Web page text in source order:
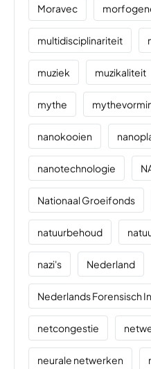
Moravec
multidisciplinariteit
muziek muzikaliteit
mythe
nanokooien
nanotechnologie
Nationaal Groeifonds
natuurbehoud
nazi's Nederland
Nederlands Forensisch
netcongestie
neurale netwerken